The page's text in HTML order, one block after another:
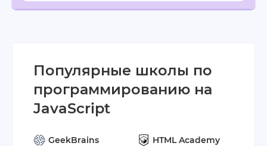
Популярные школы по
программированию на
JavaScript
GeekBrains HTML Academy